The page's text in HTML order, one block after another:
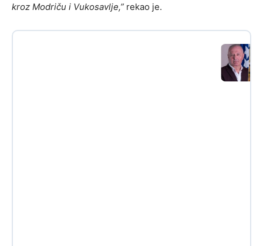
kroz Modriču i Vukosavlje,” rekao je.